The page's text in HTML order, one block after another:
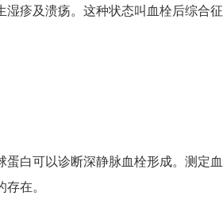
疹及溃疡。这种状态叫血栓后综合
白可以诊断深静脉血栓形成。测定
在。